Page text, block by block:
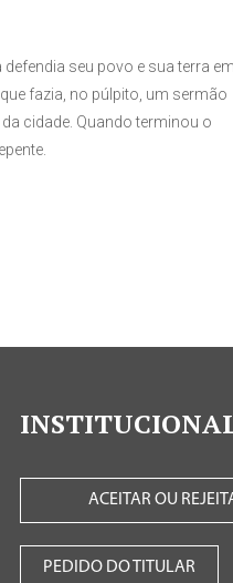
seu povo e sua terra em
fazia, no púlpito, um sermão
cidade. Quando terminou o
ACEITAR OU
PEDIDO DO TITULAR